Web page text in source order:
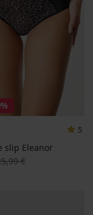
5
slip Eleanor
prijs
€